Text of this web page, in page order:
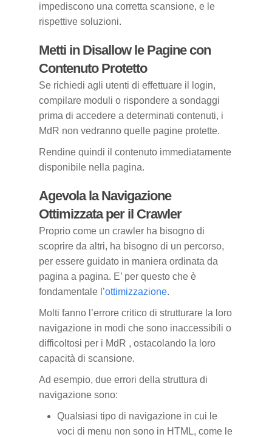
impediscono una corretta scansione, e le
rispettive soluzioni.
Metti in Disallow le Pagine con
Contenuto Protetto
Se richiedi agli utenti di effettuare il login,
compilare moduli o rispondere a sondaggi
prima di accedere a determinati contenuti, i
MdR non vedranno quelle pagine protette.
Rendine quindi il contenuto immediatamente
disponibile nella pagina.
Agevola la Navigazione
Ottimizzata per il Crawler
Proprio come un crawler ha bisogno di
scoprire da altri, ha bisogno di un percorso,
per essere guidato in maniera ordinata da
pagina a pagina. E’ per questo che è
fondamentale l’ottimizzazione.
Molti fanno l’errore critico di strutturare la loro
navigazione in modi che sono inaccessibili o
difficoltosi per i MdR , ostacolando la loro
capacità di scansione.
Ad esempio, due errori della struttura di
navigazione sono:
Qualsiasi tipo di navigazione in cui le
voci di menu non sono in HTML, come le